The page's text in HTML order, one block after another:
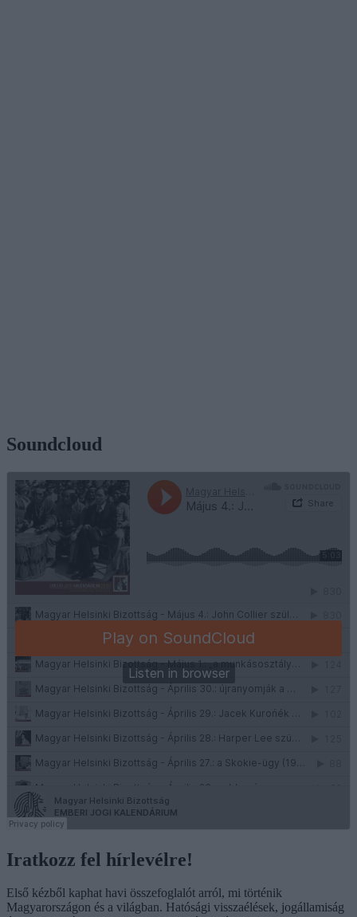
Soundcloud
Iratkozz fel hírlevélre!
Első kézből kaphat havi összefoglalót arról, mi történik
Magyarországon és a világban. Hatósági visszaélések, jogállamiság